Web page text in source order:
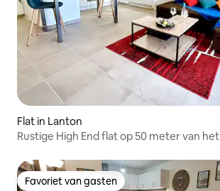
Flat in Lanton
Rustige High End flat op 50 meter van
Favoriet van gasten
Favoriet van gasten